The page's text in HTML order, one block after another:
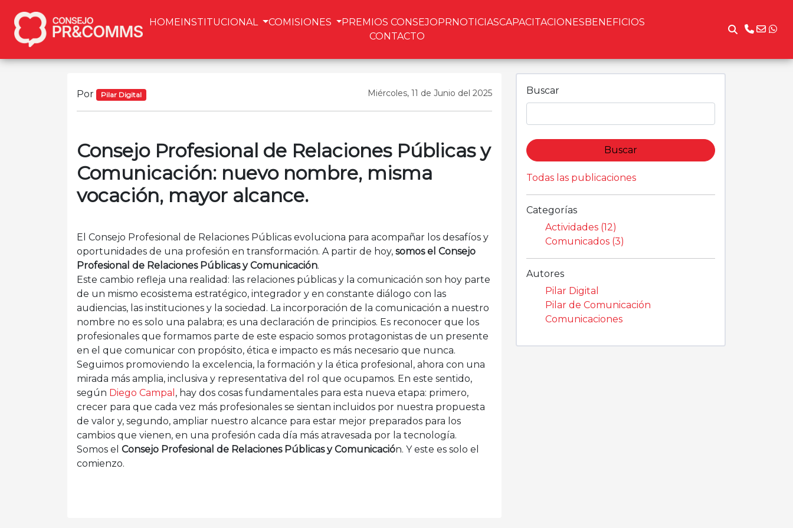
HOMEINSTITUCIONAL COMISIONES PREMIOS CONSEJOPRNOTICIASCAPACITACIONESBENEFICIOS
CONTACTO
Por Pilar Digital Miércoles, 11 de Junio del 2025
Consejo Profesional de Relaciones Públicas y
Comunicación: nuevo nombre, misma
vocación, mayor alcance.
El Consejo Profesional de Relaciones Públicas evoluciona para acompañar los desafíos y
oportunidades de una profesión en transformación. A partir de hoy, somos el Consejo
Profesional de Relaciones Públicas y Comunicación.
Este cambio refleja una realidad: las relaciones públicas y la comunicación son hoy parte
de un mismo ecosistema estratégico, integrador y en constante diálogo con las
audiencias, las instituciones y la sociedad. La incorporación de la comunicación a nuestro
nombre no es solo una palabra; es una declaración de principios. Es reconocer que los
profesionales que formamos parte de este espacio somos protagonistas de un presente
en el que comunicar con propósito, ética e impacto es más necesario que nunca.
Seguimos promoviendo la excelencia, la formación y la ética profesional, ahora con una
mirada más amplia, inclusiva y representativa del rol que ocupamos. En este sentido,
según Diego Campal , hay dos cosas fundamentales para esta nueva etapa: primero,
crecer para que cada vez más profesionales se sientan incluidos por nuestra propuesta
de valor y, segundo, ampliar nuestro alcance para estar mejor preparados para los
cambios que vienen, en una profesión cada día más atravesada por la tecnología.
Somos el Consejo Profesional de Relaciones Públicas y Comunicación. Y este es solo el
comienzo.
Buscar
Buscar
Todas las publicaciones
Categorías
Actividades (12)
Comunicados (3)
Autores
Pilar Digital
Pilar de Comunicación
Comunicaciones